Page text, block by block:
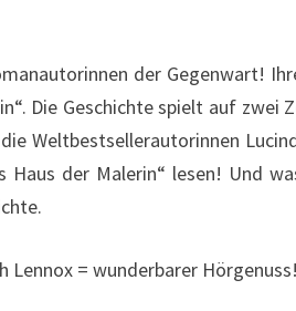
der Gegenwart!
Die Geschichte spielt auf zwei
Weltbestsellerautorinnen
der Malerin“ lesen! Und
= wunderbarer